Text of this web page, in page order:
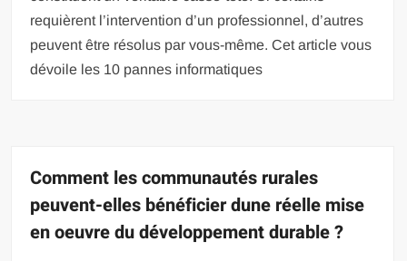
requièrent l’intervention d’un professionnel, d’autres
peuvent être résolus par vous-même. Cet article vous
dévoile les 10 pannes informatiques
Comment les communautés rurales
peuvent-elles bénéficier dune réelle mise
en oeuvre du développement durable ?